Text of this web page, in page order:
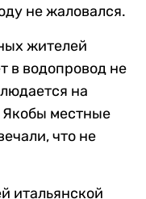
не жаловался.
жителей
в водопровод не
на
Якобы местные
что не
итальянской